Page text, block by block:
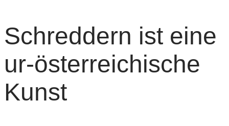
Schreddern ist eine
ur-österreichische
Kunst